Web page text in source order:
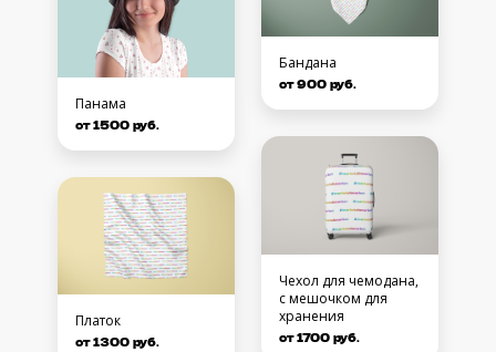
Панама
от 1500 руб.
Платок
от 1300 руб.
Бандана
от 900 руб.
Чехол для чемодана,
с мешочком для
хранения
от 1700 руб.